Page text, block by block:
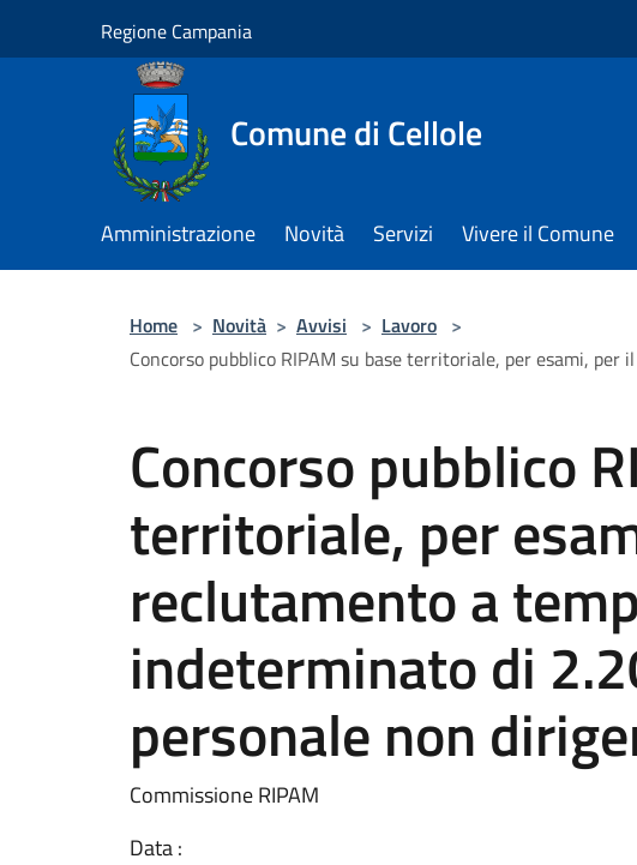
Regione Campania
Comune di Cellole
Amministrazione Novità Servizi Vivere il Comune
Home > Novità > Avvisi > Lavoro >
Concorso pubblico RIPAM su base territoriale, per esami,
Concorso pubblico
territoriale, per
reclutamento a
indeterminato di
personale non
Commissione RIPAM
Data :